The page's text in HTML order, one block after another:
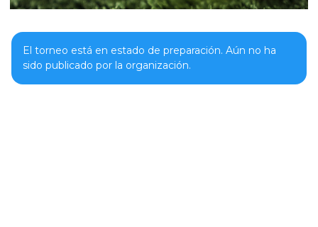
El torneo está en estado de preparación. Aún no ha
sido publicado por la organización.